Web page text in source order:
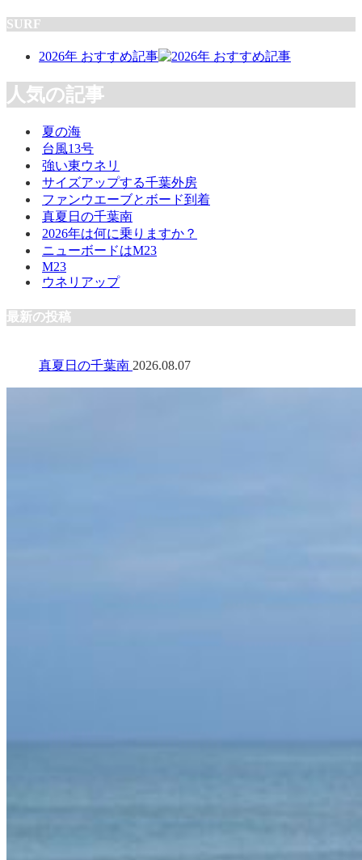
SURF
2026年 おすすめ記事
人気の記事
夏の海
台風13号
強い東ウネリ
サイズアップする千葉外房
ファンウエーブとボード到着
真夏日の千葉南
2026年は何に乗りますか？
ニューボードはM23
M23
ウネリアップ
最新の投稿
真夏日の千葉南 2026.08.07